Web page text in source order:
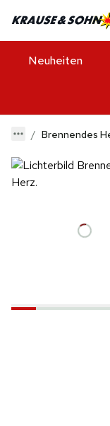
Neuheiten
Brennendes